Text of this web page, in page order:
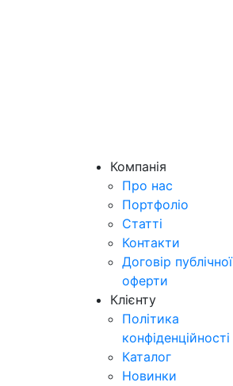
Компанія
Про нас
Портфоліо
Статті
Контакти
Договір публічної
оферти
Клієнту
Політика
конфіденційності
Каталог
Новинки